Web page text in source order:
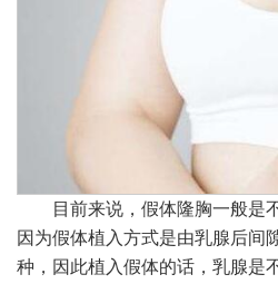
目前来说，假体隆胸一般是
因为假体植入方式是由乳腺后间
种，因此植入假体的话，乳腺是